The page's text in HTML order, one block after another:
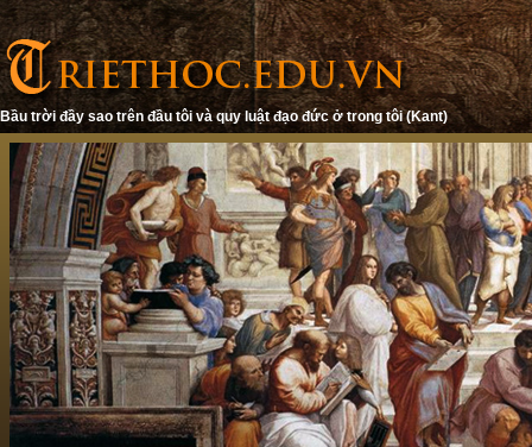
Bầu trời đầy sao trên đầu tôi và quy luật đạo đức ở trong tôi (Kant)